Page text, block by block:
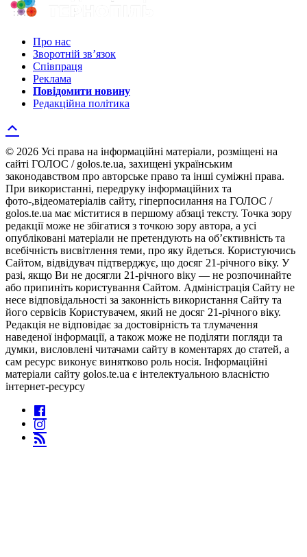
Про нас
Зворотній зв’язок
Співпраця
Реклама
Повідомити новину
Редакційна політика
© 2026 Усі права на інформаційні матеріали, розміщені на
сайті ГОЛОС / golos.te.ua, захищені українським
законодавством про авторське право та інші суміжні права.
При використанні, передруку інформаційних та
фото-,відеоматеріалів сайту, гіперпосилання на ГОЛОС /
golos.te.ua має міститися в першому абзаці тексту. Точка зору
редакції може не збігатися з точкою зору автора, а усі
опубліковані матеріали не претендують на об’єктивність та
всебічність висвітлення теми, про яку йдеться. Користуючись
Сайтом, відвідувач підтверджує, що досяг 21-річного віку. У
разі, якщо Ви не досягли 21-річного віку — не розпочинайте
або припиніть користування Сайтом. Адміністрація Сайту не
несе відповідальності за законність використання Сайту та
його сервісів Користувачем, який не досяг 21-річного віку.
Редакція не відповідає за достовірність та тлумачення
наведеної інформації, а також може не поділяти погляди та
думки, висловлені читачами сайту в коментарях до статей, а
сам ресурс виконує винятково роль носія. Інформаційні
матеріали сайту golos.te.ua є інтелектуальною власністю
інтернет-ресурсу